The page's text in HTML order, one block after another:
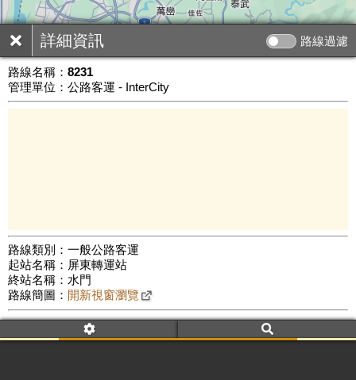
詳細資訊 路線過濾
路線名稱： 8231
管理單位：公路客運 - InterCity
路線類別：一般公路客運
起站名稱：屏東轉運站
終站名稱：水門
路線簡圖： 開新視窗瀏覽
附屬名稱：8231
車頭描述：屏東轉運站
水門(經東勢)
公車數量: 累計402、上線272